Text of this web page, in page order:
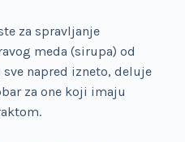
za spravljanje
meda (sirupa) od
napred izneto, deluje
za one koji imaju